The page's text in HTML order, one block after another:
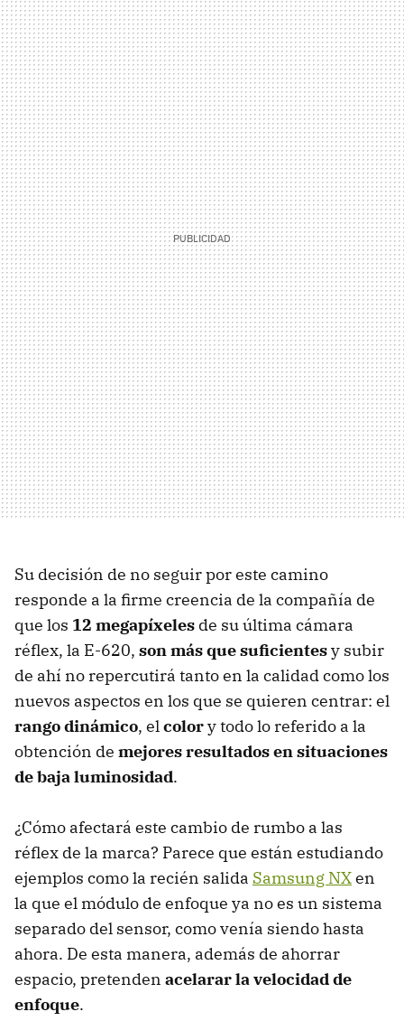
Su decisión de no seguir por este camino
responde a la firme creencia de la compañía de
que los 12 megapíxeles de su última cámara
réflex, la E-620, son más que suficientesy subir
de ahí no repercutirá tanto en la calidad como los
nuevos aspectos en los que se quieren centrar: el
rango dinámico, el colory todo lo referido a la
obtención de mejores resultados en situaciones
de baja luminosidad.
¿Cómo afectará este cambio de rumbo a las
réflex de la marca? Parece que están estudiando
ejemplos como la recién salida Samsung NXen
la que el módulo de enfoque ya no es un sistema
separado del sensor, como venía siendo hasta
ahora. De esta manera, además de ahorrar
espacio, pretenden acelarar la velocidad de
enfoque.